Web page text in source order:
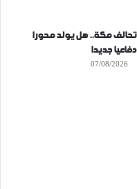
تحالف مكة.. هل يولد محورا
دفاعيا جديدا
07/08/2026